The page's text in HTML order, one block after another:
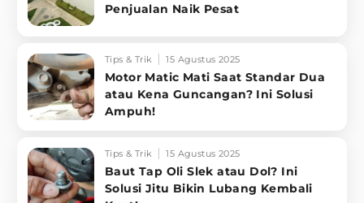
Penjualan Naik Pesat
Tips & Trik 15 Agustus 2025
Motor Matic Mati Saat Standar Dua
atau Kena Guncangan? Ini Solusi
Ampuh!
Tips & Trik 15 Agustus 2025
Baut Tap Oli Slek atau Dol? Ini
Solusi Jitu Bikin Lubang Kembali